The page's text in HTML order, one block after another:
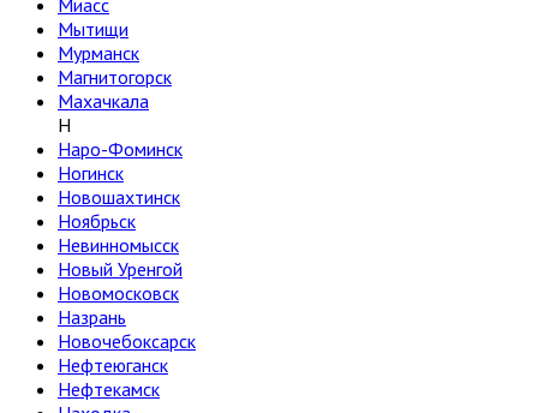
Миасс
Мытищи
Мурманск
Магнитогорск
Махачкала
Н
Наро-Фоминск
Ногинск
Новошахтинск
Ноябрьск
Невинномысск
Новый Уренгой
Новомосковск
Назрань
Новочебоксарск
Нефтеюганск
Нефтекамск